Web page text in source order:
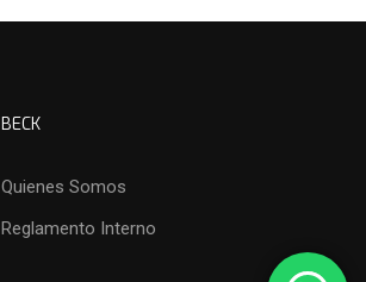
BECK
Quienes Somos
Reglamento Interno